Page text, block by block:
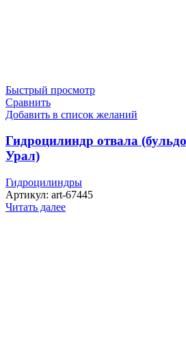
Быстрый просмотр
Сравнить
Добавить в список желаний
Гидроцилиндр отвала
Урал)
Гидроцилиндры
Артикул: art-67445
Читать далее